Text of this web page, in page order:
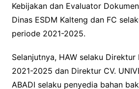
Kebijakan dan Evaluator
Dinas ESDM Kalteng dan FC
periode 2021-2025.
Selanjutnya, HAW selaku Direktur
2021-2025 dan Direktur CV.
ABADI selaku penyedia bahan